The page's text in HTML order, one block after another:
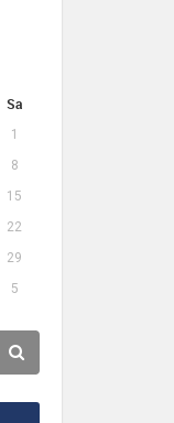
Sa
1
8
15
22
29
5